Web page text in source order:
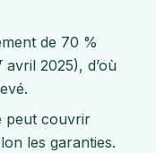
de 70 %
avril 2025), d’où
peut couvrir
les garanties.